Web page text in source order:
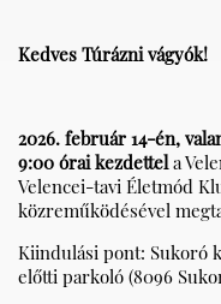
Kedves Túrázni vágyók!
2026. február 14-én,
9:00 órai kezdettel a
Velencei-tavi Életmód
közreműködésével
Kiindulási pont: Sukoró
előtti parkoló (8096